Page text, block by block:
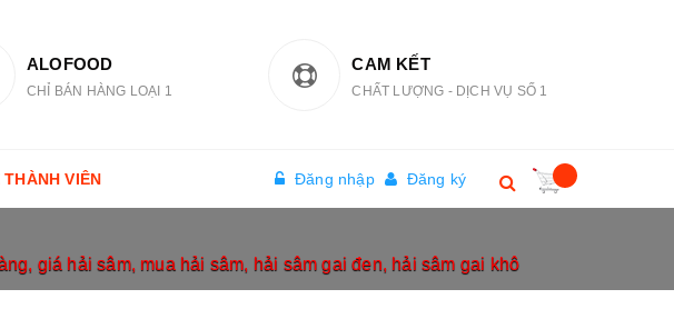
ALOFOOD
CHỈ BÁN HÀNG LOẠI 1
CAM KẾT
CHẤT LƯỢNG - DỊCH VỤ SỐ 1
THÀNH VIÊN Đăng nhập Đăng ký
giá hải sâm, mua hải sâm, hải sâm gai đen, hải sâm gai khô